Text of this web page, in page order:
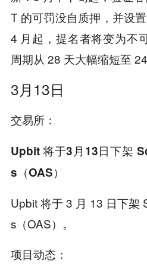
T 的可罚没自质押，并设
4 月起，提名者将变为不
周期从 28 天大幅缩短至 24
3月13日
交易所：
Upbit 将于3月13日下架
s（OAS）
Upbit 将于 3 月 13 日下架
s（OAS）。
项目动态：